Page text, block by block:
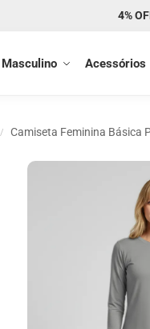
Frete
Masculino Acessórios
/ Camiseta Feminina Básica